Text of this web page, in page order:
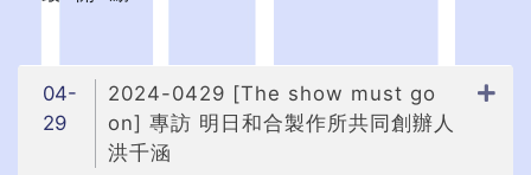
04-
29
2024-0429 [The show must go
on] 專訪 明日和合製作所共同創辦人
洪千涵